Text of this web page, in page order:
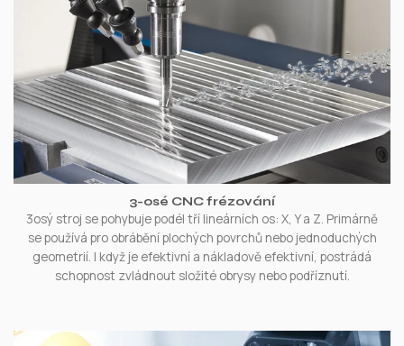
3-osé CNC frézování
3osý stroj se pohybuje podél tří lineárních os: X, Y a Z. Primárně
se používá pro obrábění plochých povrchů nebo jednoduchých
geometrií. I když je efektivní a nákladově efektivní, postrádá
schopnost zvládnout složité obrysy nebo podříznutí.